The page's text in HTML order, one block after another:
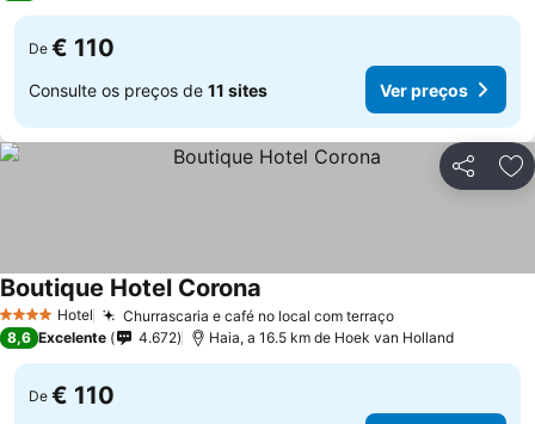
De € 110
Consulte os preços de 11 sites Ver preços
Partilhar
4 EstrelasHotel Churrascaria e café no local com terraço
Boutique Hotel Corona
8,6 Excelente 4.672 Haia, a 16.5 km de Hoek van Holland
De € 110